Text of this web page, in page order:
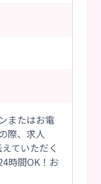
またはお電
際、求人
ていただく
時間OK！お